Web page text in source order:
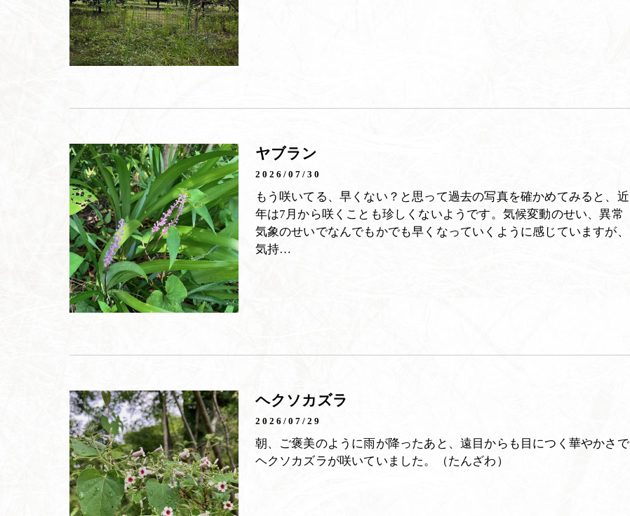
ヤブラン
2026/07/30
もう咲いてる、早くない？と思って過去の写真を確かめてみると、近
年は7月から咲くことも珍しくないようです。気候変動のせい、異常
気象のせいでなんでもかでも早くなっていくように感じていますが、
気持…
ヘクソカズラ
2026/07/29
朝、ご褒美のように雨が降ったあと、遠目からも目につく華やかさで
ヘクソカズラが咲いていました。（たんざわ）